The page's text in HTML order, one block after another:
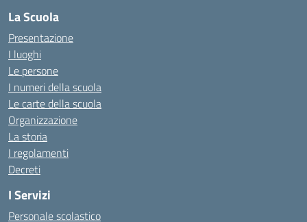
La Scuola
Presentazione
I luoghi
Le persone
I numeri della scuola
Le carte della scuola
Organizzazione
La storia
I regolamenti
Decreti
I Servizi
Personale scolastico